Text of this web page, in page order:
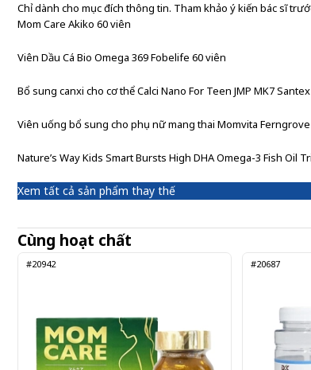
Chỉ dành cho mục đích thông tin. Tham khảo ý kiến bác sĩ
Mom Care Akiko 60 viên
Viên Dầu Cá Bio Omega 369 Fobelife 60 viên
Bổ sung canxi cho cơ thể Calci Nano For Teen JMP MK7
Viên uống bổ sung cho phụ nữ mang thai Momvita
Nature’s Way Kids Smart Bursts High DHA Omega-3 Fish Oil
Xem tất cả sản phẩm thay thế
Cùng hoạt chất
#20942 #20687